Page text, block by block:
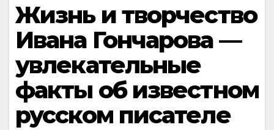
Жизнь и творчество
Ивана Гончарова —
увлекательные
факты об известном
русском писателе